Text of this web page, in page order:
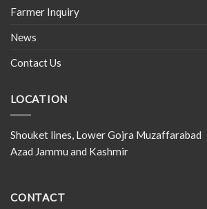
Farmer Inquiry
News
Contact Us
LOCATION
Shouket lines, Lower Gojra Muzaffarabad
Azad Jammu and Kashmir
CONTACT